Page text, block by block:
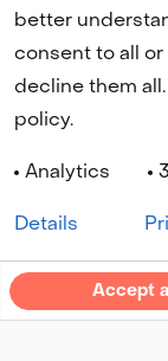
(naar homepage)
better
consent to all
decline them
policy.
Analytics
Accept
Details